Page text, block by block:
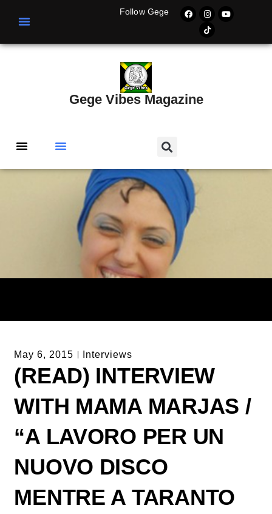
Follow Gege
Gege Vibes Magazine
May 6, 2015 Interviews
(READ) INTERVIEW
WITH MAMA MARJAS /
“A LAVORO PER UN
NUOVO DISCO
MENTRE A TARANTO